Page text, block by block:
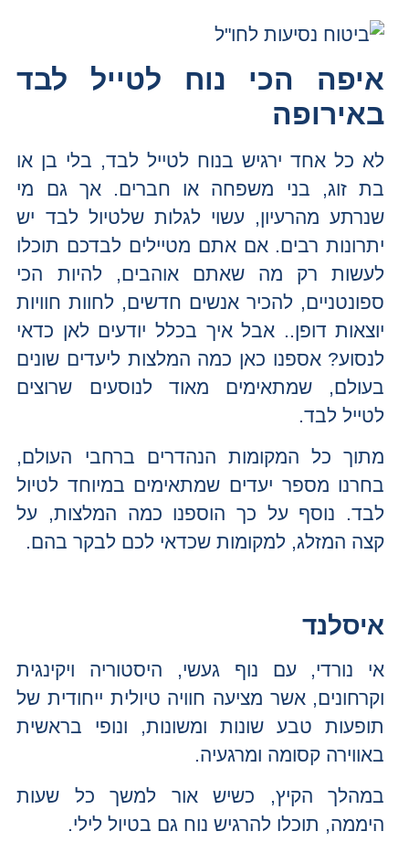
איפה הכי נוח לטייל לבד
באירופה
לא כל אחד ירגיש בנוח לטייל לבד, בלי בן או
בת זוג, בני משפחה או חברים. אך גם מי
שנרתע מהרעיון, עשוי לגלות שלטיול לבד יש
יתרונות רבים. אם אתם מטיילים לבדכם תוכלו
לעשות רק מה שאתם אוהבים, להיות הכי
ספונטניים, להכיר אנשים חדשים, לחוות חוויות
יוצאות דופן.. אבל איך בכלל יודעים לאן כדאי
לנסוע? אספנו כאן כמה המלצות ליעדים שונים
בעולם, שמתאימים מאוד לנוסעים שרוצים
לטייל לבד.
מתוך כל המקומות הנהדרים ברחבי העולם,
בחרנו מספר יעדים שמתאימים במיוחד לטיול
לבד. נוסף על כך הוספנו כמה המלצות, על
קצה המזלג, למקומות שכדאי לכם לבקר בהם.
איסלנד
אי נורדי, עם נוף געשי, היסטוריה ויקינגית
וקרחונים, אשר מציעה חוויה טיולית ייחודית של
תופעות טבע שונות ומשונות, ונופי בראשית
באווירה קסומה ומרגעיה.
במהלך הקיץ, כשיש אור למשך כל שעות
היממה, תוכלו להרגיש נוח גם בטיול לילי.